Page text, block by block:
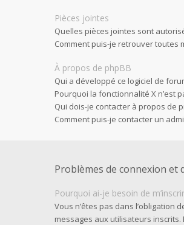
Pièces jointes
Quelles pièces jointes sont
Comment puis-je retrouver toutes
À propos de phpBB
Qui a développé ce logiciel de
Pourquoi la fonctionnalité X n’est
Qui dois-je contacter à propos de
Comment puis-je contacter un
Problèmes de connexion et
Pourquoi ai-je besoin de
Vous n’êtes pas dans
messages aux utilisateurs